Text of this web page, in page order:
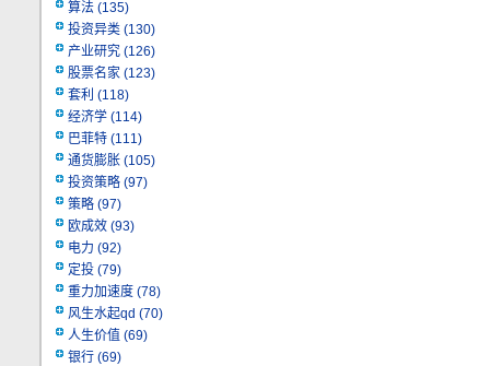
算法 (135)
投资异类 (130)
产业研究 (126)
股票名家 (123)
套利 (118)
经济学 (114)
巴菲特 (111)
通货膨胀 (105)
投资策略 (97)
策略 (97)
欧成效 (93)
电力 (92)
定投 (79)
重力加速度 (78)
风生水起qd (70)
人生价值 (69)
银行 (69)